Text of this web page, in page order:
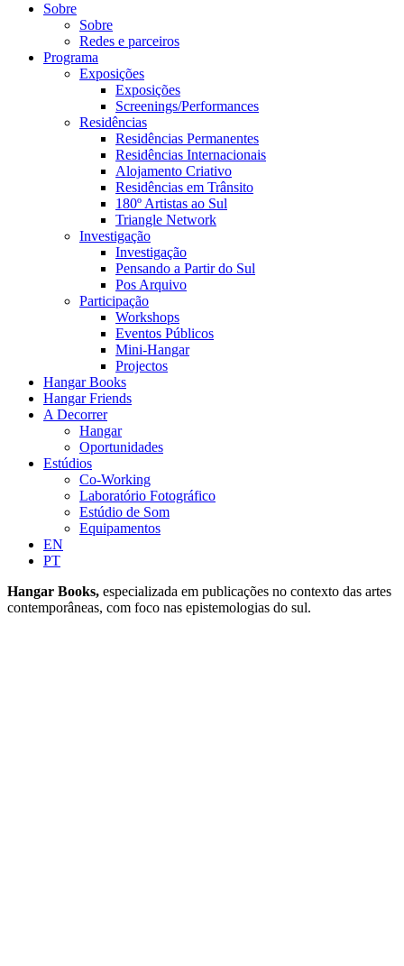
Sobre
Sobre
Redes e parceiros
Programa
Exposições
Exposições
Screenings/Performances
Residências
Residências Permanentes
Residências Internacionais
Alojamento Criativo
Residências em Trânsito
180º Artistas ao Sul
Triangle Network
Investigação
Investigação
Pensando a Partir do Sul
Pos Arquivo
Participação
Workshops
Eventos Públicos
Mini-Hangar
Projectos
Hangar Books
Hangar Friends
A Decorrer
Hangar
Oportunidades
Estúdios
Co-Working
Laboratório Fotográfico
Estúdio de Som
Equipamentos
EN
PT
Hangar Books, especializada em publicações no contexto das artes
contemporâneas, com foco nas epistemologias do sul.